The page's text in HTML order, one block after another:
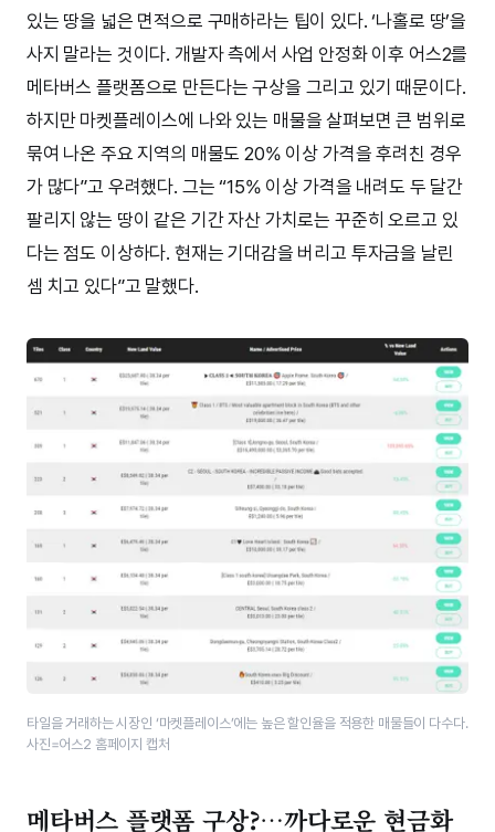
있는 땅을 넓은 면적으로 구매하라는 팁이 있다. ‘나홀로 땅’을
사지 말라는 것이다. 개발자 측에서 사업 안정화 이후 어스2를
메타버스 플랫폼으로 만든다는 구상을 그리고 있기 때문이다.
하지만 마켓플레이스에 나와 있는 매물을 살펴보면 큰 범위로
묶여 나온 주요 지역의 매물도 20% 이상 가격을 후려친 경우
가 많다”고 우려했다. 그는 “15% 이상 가격을 내려도 두 달간
팔리지 않는 땅이 같은 기간 자산 가치로는 꾸준히 오르고 있
다는 점도 이상하다. 현재는 기대감을 버리고 투자금을 날린
셈 치고 있다”고 말했다.
타일을 거래하는 시장인 ‘마켓플레이스’에는 높은 할인율을 적용한 매물들이 다수다.
사진=어스2 홈페이지 캡처
메타버스 플랫폼 구상?…까다로운 현금화